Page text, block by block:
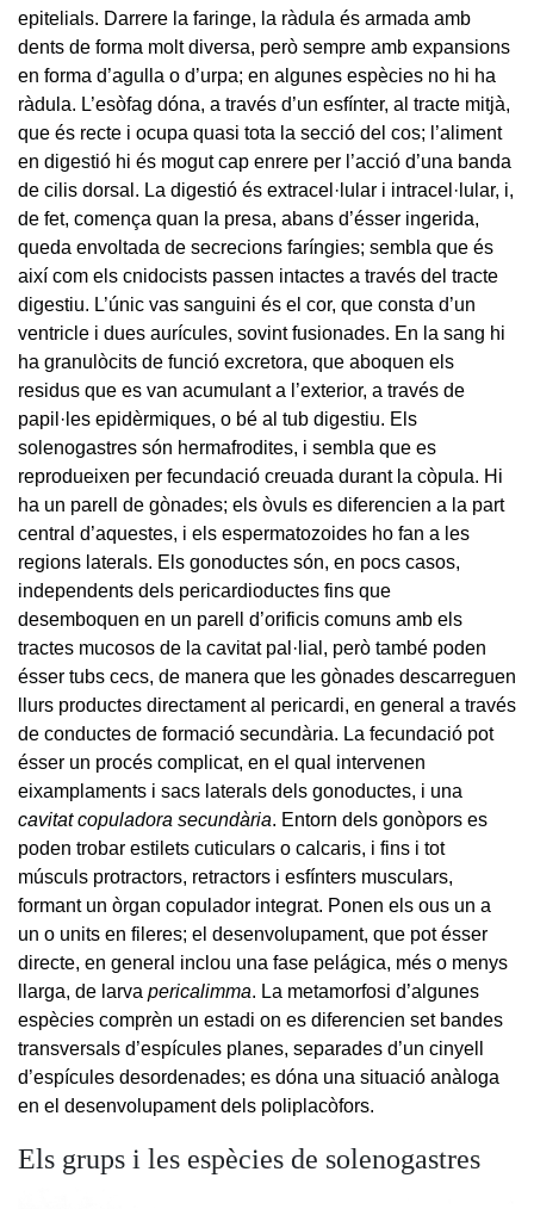
epitelials. Darrere la faringe, la ràdula és armada amb
dents de forma molt diversa, però sempre amb expansions
en forma d’agulla o d’urpa; en algunes espècies no hi ha
ràdula. L’esòfag dóna, a través d’un esfínter, al tracte mitjà,
que és recte i ocupa quasi tota la secció del cos; l’aliment
en digestió hi és mogut cap enrere per l’acció d’una banda
de cilis dorsal. La digestió és extracel·lular i intracel·lular, i,
de fet, comença quan la presa, abans d’ésser ingerida,
queda envoltada de secrecions faríngies; sembla que és
així com els cnidocists passen intactes a través del tracte
digestiu. L’únic vas sanguini és el cor, que consta d’un
ventricle i dues aurícules, sovint fusionades. En la sang hi
ha granulòcits de funció excretora, que aboquen els
residus que es van acumulant a l’exterior, a través de
papil·les epidèrmiques, o bé al tub digestiu. Els
solenogastres són hermafrodites, i sembla que es
reprodueixen per fecundació creuada durant la còpula. Hi
ha un parell de gònades; els òvuls es diferencien a la part
central d’aquestes, i els espermatozoides ho fan a les
regions laterals. Els gonoductes són, en pocs casos,
independents dels pericardioductes fins que
desemboquen en un parell d’orificis comuns amb els
tractes mucosos de la cavitat pal·lial, però també poden
ésser tubs cecs, de manera que les gònades descarreguen
llurs productes directament al pericardi, en general a través
de conductes de formació secundària. La fecundació pot
ésser un procés complicat, en el qual intervenen
eixamplaments i sacs laterals dels gonoductes, i una
cavitat copuladora secundària. Entorn dels gonòpors es
poden trobar estilets cuticulars o calcaris, i fins i tot
músculs protractors, retractors i esfínters musculars,
formant un òrgan copulador integrat. Ponen els ous un a
un o units en fileres; el desenvolupament, que pot ésser
directe, en general inclou una fase pelágica, més o menys
llarga, de larva pericalimma. La metamorfosi d’algunes
espècies comprèn un estadi on es diferencien set bandes
transversals d’espícules planes, separades d’un cinyell
d’espícules desordenades; es dóna una situació anàloga
en el desenvolupament dels poliplacòfors.
Els grups i les espècies de solenogastres